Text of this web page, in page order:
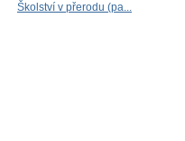
Školství v přerodu (pa...